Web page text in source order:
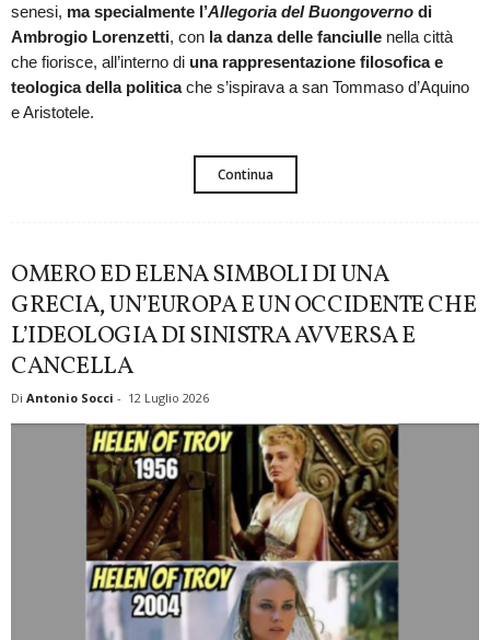
senesi, ma specialmente l’Allegoria del Buongoverno di
Ambrogio Lorenzetti, con la danza delle fanciulle nella città
che fiorisce, all’interno di una rappresentazione filosofica e
teologica della politicache s’ispirava a san Tommaso d’Aquino
e Aristotele.
Continua
OMERO ED ELENA SIMBOLI DI UNA
GRECIA, UN’EUROPA E UN OCCIDENTE CHE
L’IDEOLOGIA DI SINISTRA AVVERSA E
CANCELLA
Di Antonio Socci - 12 Luglio 2026